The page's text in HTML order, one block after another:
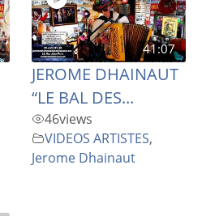
41:07
JEROME DHAINAUT
“LE BAL DES...
46views
VIDEOS ARTISTES,
Jerome Dhainaut